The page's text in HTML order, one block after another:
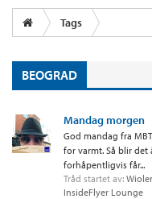
Tags
BEOGRAD
Mandag morgen
God mandag fra
for varmt. Så blir det
forhåpentligvis får...
Tråd startet av:
InsideFlyer Lounge